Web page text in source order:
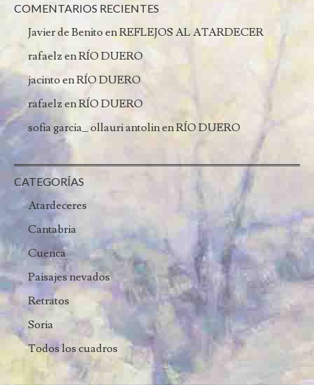
COMENTARIOS RECIENTES
Javier de Benito enREFLEJOS AL ATARDECER
rafaelz enRÍO DUERO
jacinto enRÍO DUERO
rafaelz enRÍO DUERO
sofia garcia_ ollauri antolinenRÍO DUERO
CATEGORÍAS
Atardeceres
Cantabria
Cuenca
Paisajes nevados
Retratos
Soria
Todos los cuadros